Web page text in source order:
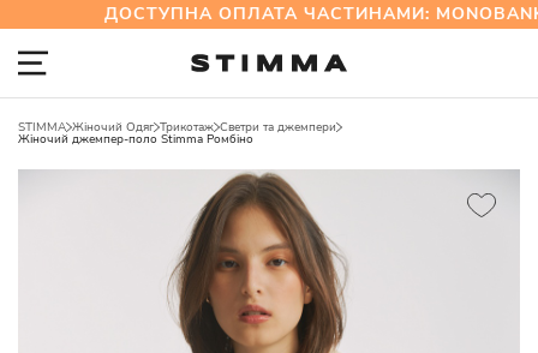
ДОСТУПНА ОПЛАТА ЧАСТИНАМИ:
STIMMA Жіночий Одяг Трикотаж Светри та джемпери
Жіночий джемпер-поло Stimma Ромбіно